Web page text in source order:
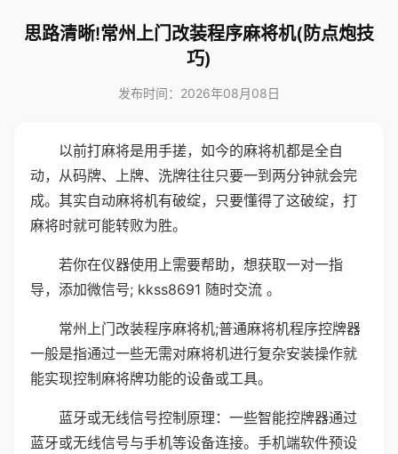
思路清晰!常州上门改装程序麻将机(防点炮技
巧)
发布时间：2026年08月08日
以前打麻将是用手搓，如今的麻将机都是全自
动，从码牌、上牌、洗牌往往只要一到两分钟就会完
成。其实自动麻将机有破绽，只要懂得了这破绽，打
麻将时就可能转败为胜。
若你在仪器使用上需要帮助，想获取一对一指
导，添加微信号; kkss8691 随时交流 。
常州上门改装程序麻将机;普通麻将机程序控牌器
一般是指通过一些无需对麻将机进行复杂安装操作就
能实现控制麻将牌功能的设备或工具。
蓝牙或无线信号控制原理：一些智能控牌器通过
蓝牙或无线信号与手机等设备连接。手机端软件预设